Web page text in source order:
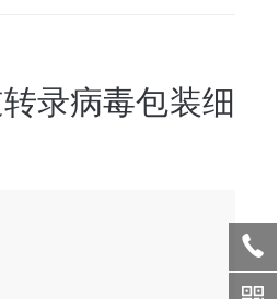
录病毒包装细